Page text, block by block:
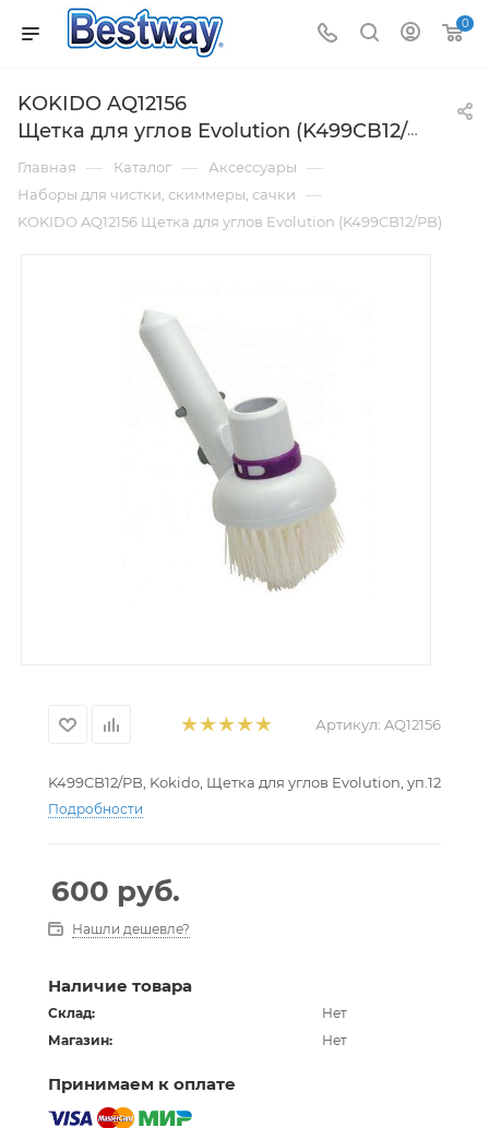
0
KOKIDO AQ12156
Щетка для углов Evolution (K499CB12/PB)
Главная — Каталог — Аксессуары —
Наборы для чистки, скиммеры, сачки —
KOKIDO AQ12156 Щетка для углов Evolution (K499CB12/PB)
Артикул: AQ12156
K499CB12/PB, Kokido, Щетка для углов Evolution, уп.12
Подробности
600 руб.
Нашли дешевле?
Наличие товара
Склад:
Нет
Магазин:
Нет
Принимаем к оплате